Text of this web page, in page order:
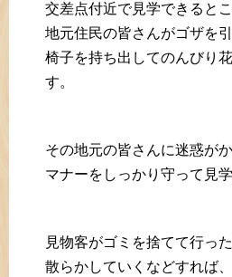
交差点付近で見学できると
地元住民の皆さんがゴザを
椅子を持ち出してのんびり
す。
その地元の皆さんに迷惑が
マナーをしっかり守って見
見物客がゴミを捨てて行っ
散らかしていくなどすれば、